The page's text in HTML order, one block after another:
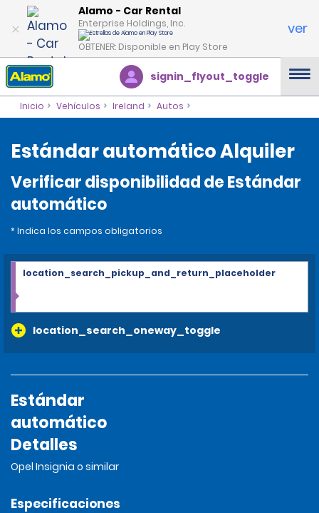
Alamo - Car Rental
Enterprise Holdings, Inc.
OBTENER: Disponible en Play Store
ver
signin_flyout_toggle
Inicio Vehículos Ireland Autos
Estándar automático Alquiler
Verificar disponibilidad de Estándar
automático
* Indica los campos obligatorios
location_search_oneway_toggle
location_search_pickup_and_return_placeholder
Estándar
automático
Detalles
Opel Insignia o similar
Especificaciones